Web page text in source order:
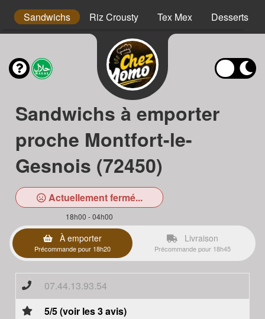
Sandwichs Riz Crousty Tex Mex Desserts
Sandwichs à emporter
proche Montfort-le-
Gesnois (72450)
Actuellement fermé...
18h00 - 04h00
À emporter
Précommande pour 18h20
Livraison
Précommande pour 18h45
07.44.13.93.54
5/5 (voir les 3 avis)